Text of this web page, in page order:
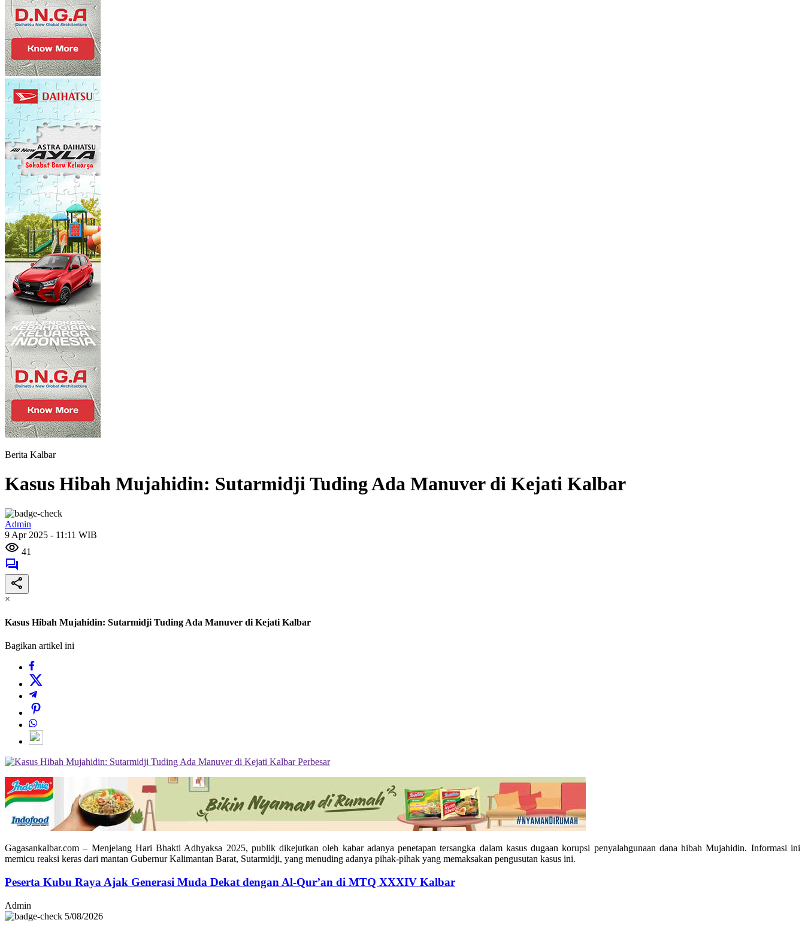
Berita Kalbar
Kasus Hibah Mujahidin: Sutarmidji Tuding Ada Manuver di Kejati Kalbar
Admin
9 Apr 2025 - 11:11 WIB
41
×
Kasus Hibah Mujahidin: Sutarmidji Tuding Ada Manuver di Kejati Kalbar
Bagikan artikel ini
Perbesar
Gagasankalbar.com – Menjelang Hari Bhakti Adhyaksa 2025, publik dikejutkan oleh kabar adanya penetapan tersangka dalam kasus dugaan korupsi penyalahgunaan dana hibah Mujahidin. Informasi ini
memicu reaksi keras dari mantan Gubernur Kalimantan Barat, Sutarmidji, yang menuding adanya pihak-pihak yang memaksakan pengusutan kasus ini.
Peserta Kubu Raya Ajak Generasi Muda Dekat dengan Al-Qur’an di MTQ XXXIV Kalbar
Admin
5/08/2026